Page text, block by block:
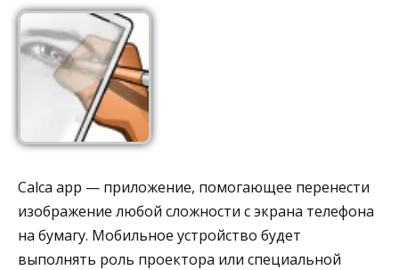
Calca app — приложение, помогающее перенести
изображение любой сложности с экрана телефона
на бумагу. Мобильное устройство будет
выполнять роль проектора или специальной